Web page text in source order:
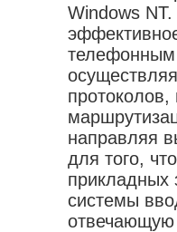
Windows
телефонным
направляя
для того,
прикладных
системы
отвечающую